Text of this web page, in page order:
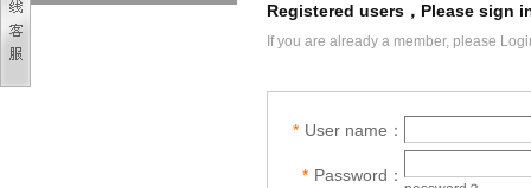
Registered users，Please sign
If you are already a member, please
* User name：
* Password：